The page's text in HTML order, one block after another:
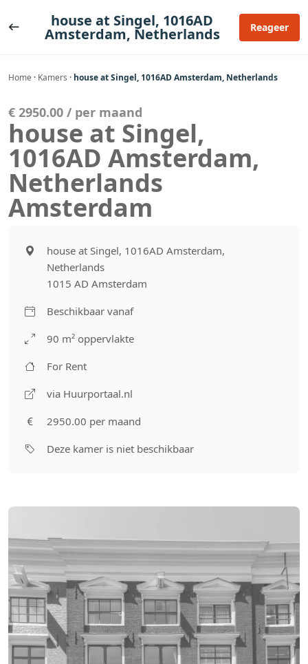
naar
house at Singel, 1016AD
Amsterdam, Netherlands Reageer
Home · Kamers · house at Singel, 1016AD Amsterdam, Netherlands
€ 2950.00 / per maand
house at Singel,
1016AD Amsterdam,
Netherlands
Amsterdam
house at Singel, 1016AD Amsterdam,
Netherlands
1015 AD Amsterdam
Beschikbaar vanaf
90 m² oppervlakte
For Rent
via Huurportaal.nl
2950.00 per maand
Deze kamer is niet beschikbaar